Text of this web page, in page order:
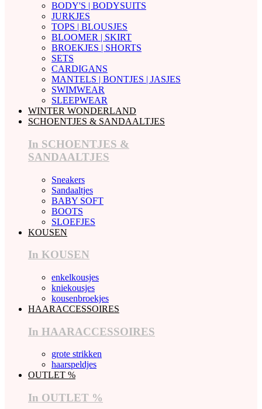
BODY'S | BODYSUITS
JURKJES
TOPS | BLOUSJES
BLOOMER | SKIRT
BROEKJES | SHORTS
SETS
CARDIGANS
MANTELS | BONTJES | JASJES
SWIMWEAR
SLEEPWEAR
WINTER WONDERLAND
SCHOENTJES & SANDAALTJES
In SCHOENTJES &
SANDAALTJES
Sneakers
Sandaaltjes
BABY SOFT
BOOTS
SLOEFJES
KOUSEN
In KOUSEN
enkelkousjes
kniekousjes
kousenbroekjes
HAARACCESSOIRES
In HAARACCESSOIRES
grote strikken
haarspeldjes
OUTLET %
In OUTLET %